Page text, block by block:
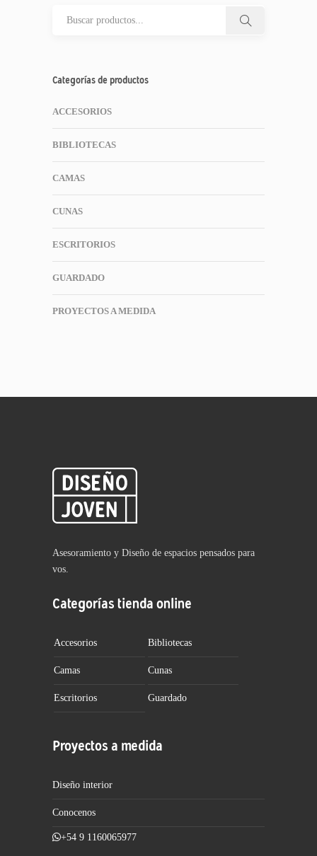
Categorías de productos
ACCESORIOS
BIBLIOTECAS
CAMAS
CUNAS
ESCRITORIOS
GUARDADO
PROYECTOS A MEDIDA
Asesoramiento y Diseño de espacios pensados para
vos.
Categorías tienda online
Accesorios Bibliotecas
Camas Cunas
Escritorios Guardado
Proyectos a medida
Diseño interior
Conocenos
+54 9 1160065977